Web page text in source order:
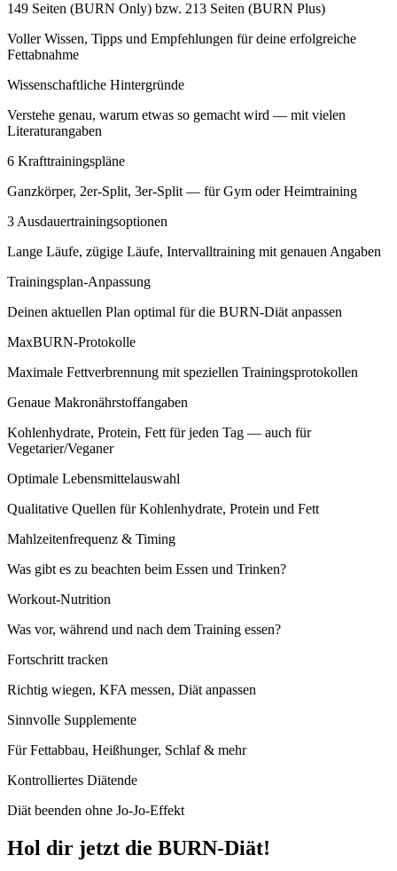
149 Seiten (BURN Only) bzw. 213 Seiten (BURN Plus)
Voller Wissen, Tipps und Empfehlungen für deine erfolgreiche
Fettabnahme
Wissenschaftliche Hintergründe
Verstehe genau, warum etwas so gemacht wird — mit vielen
Literaturangaben
6 Krafttrainingspläne
Ganzkörper, 2er-Split, 3er-Split — für Gym oder Heimtraining
3 Ausdauertrainingsoptionen
Lange Läufe, zügige Läufe, Intervalltraining mit genauen Angaben
Trainingsplan-Anpassung
Deinen aktuellen Plan optimal für die BURN-Diät anpassen
MaxBURN-Protokolle
Maximale Fettverbrennung mit speziellen Trainingsprotokollen
Genaue Makronährstoffangaben
Kohlenhydrate, Protein, Fett für jeden Tag — auch für
Vegetarier/Veganer
Optimale Lebensmittelauswahl
Qualitative Quellen für Kohlenhydrate, Protein und Fett
Mahlzeitenfrequenz & Timing
Was gibt es zu beachten beim Essen und Trinken?
Workout-Nutrition
Was vor, während und nach dem Training essen?
Fortschritt tracken
Richtig wiegen, KFA messen, Diät anpassen
Sinnvolle Supplemente
Für Fettabbau, Heißhunger, Schlaf & mehr
Kontrolliertes Diätende
Diät beenden ohne Jo-Jo-Effekt
Hol dir jetzt die BURN-Diät!